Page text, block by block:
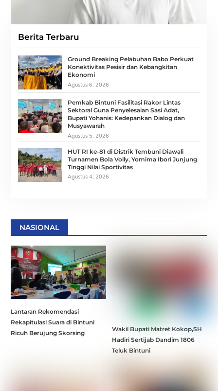
Berita Terbaru
Ground Breaking Pelabuhan Babo Perkuat
Konektivitas Pesisir dan Kebangkitan
Ekonomi
Agustus 6, 2026
Pemkab Bintuni Fasilitasi Rakor Lintas
Sektoral Guna Penyelesaian Sasi Adat,
Bupati Yohanis: Kedepankan Dialog dan
Musyawarah
Agustus 5, 2026
HUT RI ke-81 di Distrik Tembuni Diawali
Turnamen Bola Volly, Yomima Ibori Junjung
Tinggi Nilai Sportivitas
Agustus 4, 2026
NASIONAL
Lantaran Rekomendasi
Rekapitulasi Suara di Bintuni
Ricuh Berujung Skorsing
Wakil Bupati Matret Kokop,SH
Hadiri Sertijab Dandim 1806
Teluk Bintuni